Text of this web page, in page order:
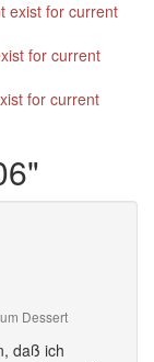
exist for current
for current
for current
Dessert
daß ich